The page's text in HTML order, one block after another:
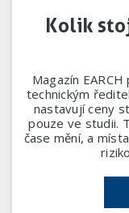
Kolik
Magazín
technickým
nastavují ceny
pouze ve studii.
čase mění, a